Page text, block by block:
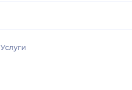
Услуги